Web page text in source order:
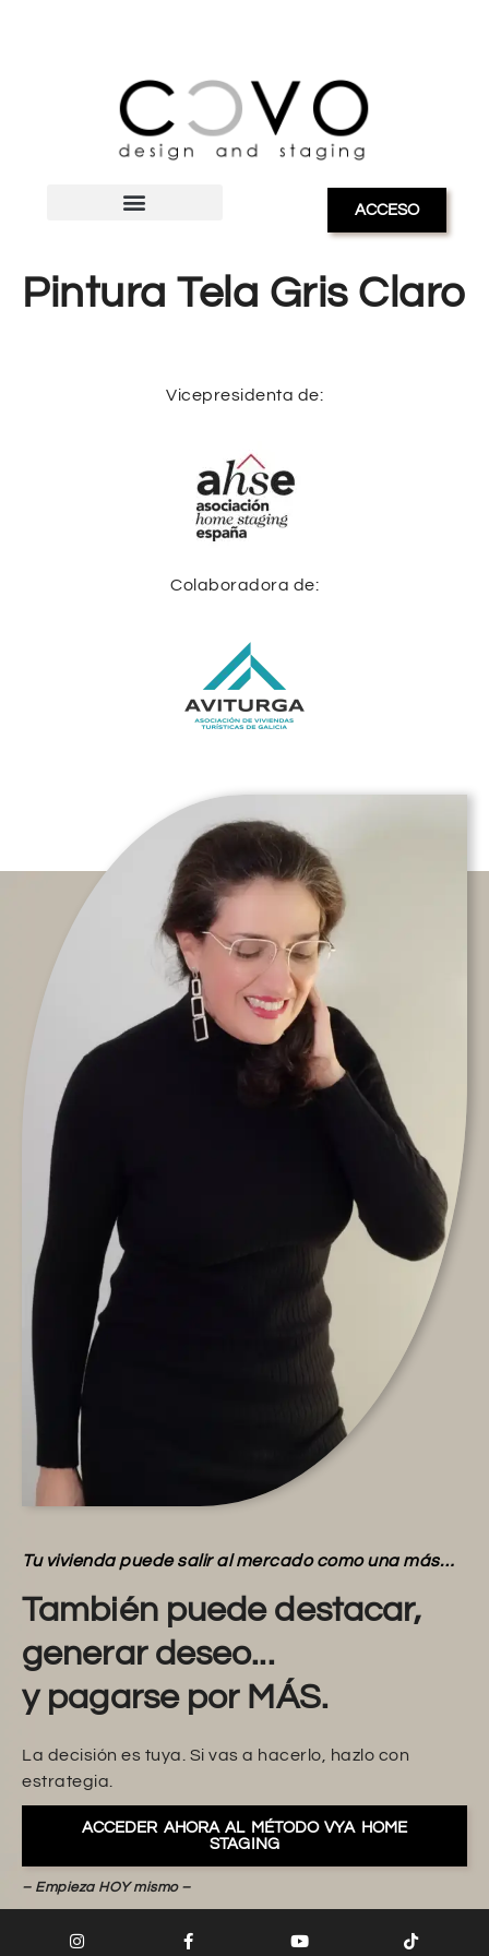
ACCESO
Pintura Tela Gris Claro
Vicepresidenta de:
Colaboradora de:
Tu vivienda puede salir al mercado como una más…
También puede destacar,
generar deseo...
y pagarse por MÁS.
La decisión es tuya. Si vas a hacerlo, hazlo con
estrategia.
ACCEDER AHORA AL MÉTODO VYA HOME
STAGING
– Empieza HOY mismo –